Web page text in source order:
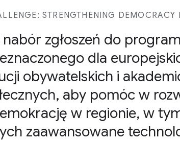
STRENGTHENING DEMOCRACY
zgłoszeń do
dla
obywatelskich i
aby pomóc w
w regionie, w
zaawansowane